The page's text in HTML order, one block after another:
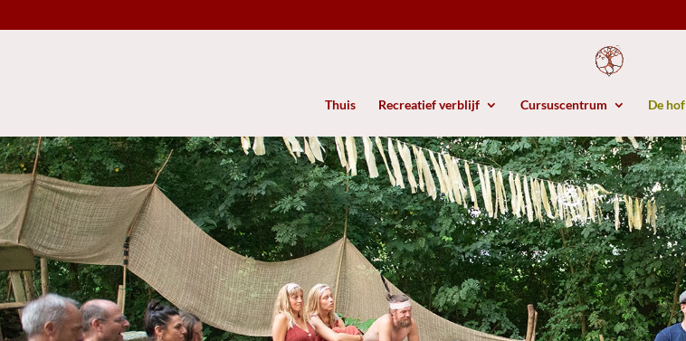
Thuis Recreatief verblijf Cursuscentrum De hof